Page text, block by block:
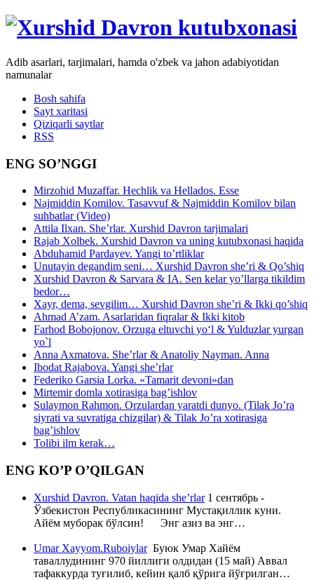
Adib asarlari, tarjimalari, hamda o'zbek va jahon adabiyotidan
namunalar
Bosh sahifa
Sayt xaritasi
Qiziqarli saytlar
RSS
ENG SO’NGGI
Mirzohid Muzaffar. Hechlik va Hellados. Esse
Najmiddin Komilov. Tasavvuf & Najmiddin Komilov bilan
suhbatlar (Video)
Attila Ilxan. She’rlar. Xurshid Davron tarjimalari
Rajab Xolbek. Xurshid Davron va uning kutubxonasi haqida
Abduhamid Pardayev. Yangi to’rtliklar
Unutayin degandim seni… Xurshid Davron she’ri & Qo’shiq
Xurshid Davron & Sarvara & IA. Sen kelar yo’llarga tikildim
bedor…
Xayr, dema, sevgilim… Xurshid Davron she’ri & Ikki qo’shiq
Ahmad A’zam. Asarlaridan fiqralar & Ikki kitob
Farhod Bobojonov. Orzuga eltuvchi yo‘l & Yulduzlar yurgan
yo`l
Anna Axmatova. She’rlar & Anatoliy Nayman. Anna
Ibodat Rajabova. Yangi she’rlar
Federiko Garsia Lorka. «Tamarit devoni»dan
Mirtemir domla xotirasiga bag’ishlov
Sulaymon Rahmon. Orzulardan yaratdi dunyo. (Tilak Jo’ra
siyrati va suvratiga chizgilar) & Tilak Jo’ra xotirasiga
bag’ishlov
Tolibi ilm kerak…
ENG KO’P O’QILGAN
Xurshid Davron. Vatan haqida she’rlar1 сентябрь -
Ўзбекистон Республикасининг Мустақиллик куни.
Айём муборак бўлсин! Энг азиз ва энг…
Umar Xayyom.RuboiylarБуюк Умар Хайём
таваллудининг 970 йиллиги олдидан (15 май) Аввал
тафаккурда туғилиб, кейин қалб қўрига йўғрилган…